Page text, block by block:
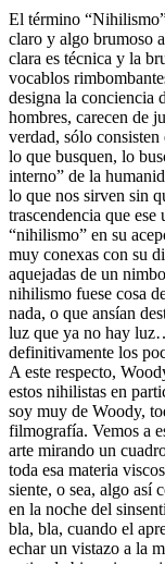
El término
claro y algo brumoso
clara es técnica y la
vocablos
designa la conciencia
hombres, carecen de
verdad, sólo
lo que busquen, lo
interno” de la
lo que nos sirven sin
trascendencia que
“nihilismo” en su
muy conexas con su
aquejadas de un
nihilismo fuese cosa
nada, o que ansían
luz que ya no hay
definitivamente los
A este respecto,
estos nihilistas en
soy muy de Woody,
filmografía. Vemos a
arte mirando un
toda esa materia
siente, o sea, algo así
en la noche del
bla, bla, cuando el
echar un vistazo a la